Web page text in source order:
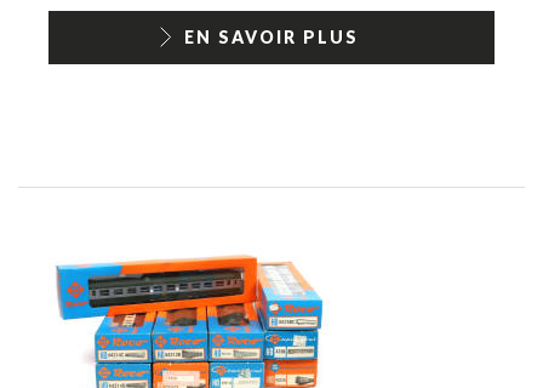
EN SAVOIR PLUS